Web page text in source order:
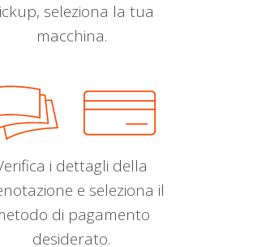
seleziona la tua
macchina.
i dettagli della
e seleziona il
di pagamento
desiderato.